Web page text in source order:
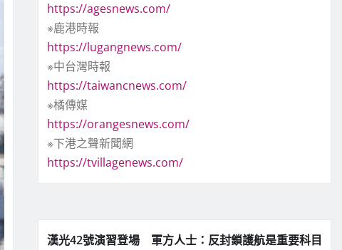
https://agesnews.com/
※鹿港時報
https://lugangnews.com/
※中台灣時報
https://taiwancnews.com/
※橘傳媒
https://orangesnews.com/
※下港之聲新聞網
https://tvillagenews.com/
漢光42號演習登場 軍方人士：反封鎖護航是重要科目